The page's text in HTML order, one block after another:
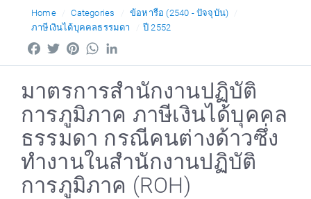
Ask a Question
Home Categories
ข้อหารือ (2540 - ปัจจุบัน)
ภาษีเงินได้บุคคลธรรมดา
ปี 2552
FacebookTwitterPinterestWhatsApp
มาตรการสำนักงานปฏิบัติ
การภูมิภาค ภาษีเงินได้บุคคล
ธรรมดา กรณีคนต่างด้าวซึ่ง
ทำงานในสำนักงานปฏิบัติ
การภูมิภาค (ROH)